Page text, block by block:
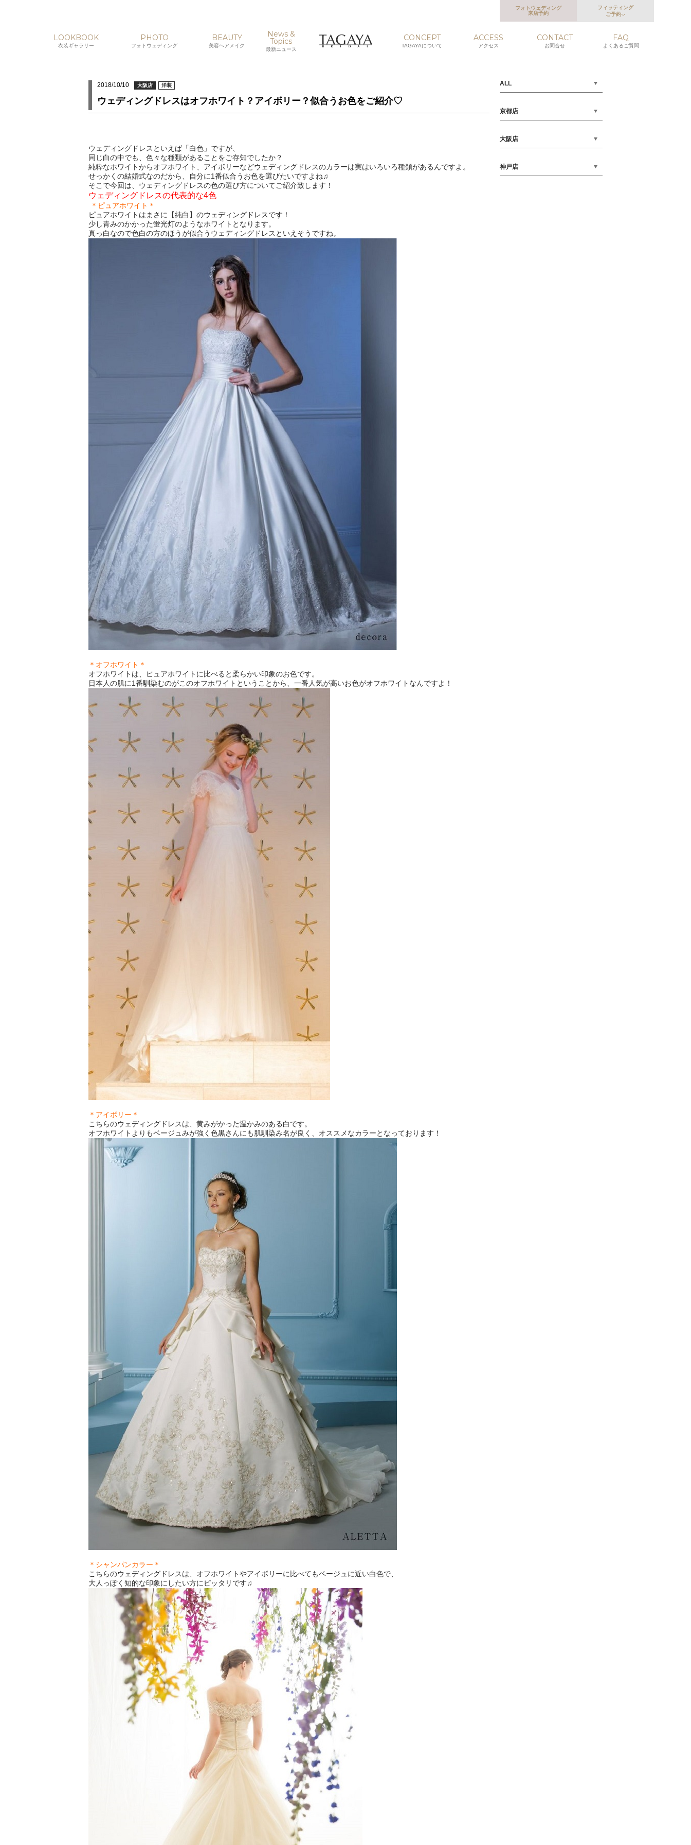
フィッティング
ご予約
フォトウェディング
来店予約
LOOKBOOK
衣装ギャラリー
PHOTO
フォトウェディング
BEAUTY
美容ヘアメイク
News &
Topics
最新ニュース
CONCEPT
TAGAYAについて
ACCESS
アクセス
CONTACT
お問合せ
FAQ
よくあるご質問
2018/10/10 大阪店 洋装
ウェディングドレスはオフホワイト？アイボリー？似合うお色をご紹介♡
ウェディングドレスといえば「白色」ですが、
同じ白の中でも、色々な種類があることをご存知でしたか？
純粋なホワイトからオフホワイト、アイボリーなどウェディングドレスのカラーは実はいろいろ種類があるんですよ。
せっかくの結婚式なのだから、自分に1番似合うお色を選びたいですよね♫
そこで今回は、ウェディングドレスの色の選び方についてご紹介致します！
ウェディングドレスの代表的な4色
＊ピュアホワイト＊
ピュアホワイトはまさに【純白】のウェディングドレスです！
少し青みのかかった蛍光灯のようなホワイトとなります。
真っ白なので色白の方のほうが似合うウェディングドレスといえそうですね。
＊オフホワイト＊
オフホワイトは、ピュアホワイトに比べると柔らかい印象のお色です。
日本人の肌に1番馴染むのがこのオフホワイトということから、一番人気が高いお色がオフホワイトなんですよ！
＊アイボリー＊
こちらのウェディングドレスは、黄みがかった温かみのある白です。
オフホワイトよりもベージュみが強く色黒さんにも肌馴染み名が良く、オススメなカラーとなっております！
＊シャンパンカラー＊
こちらのウェディングドレスは、オフホワイトやアイボリーに比べてもベージュに近い白色で、
大人っぽく知的な印象にしたい方にピッタリです♫
ALL
京都店
大阪店
神戸店